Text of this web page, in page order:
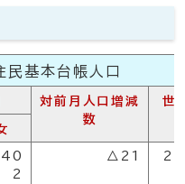
民基本台帳人口
対前月人口増減
数
世
2
△21